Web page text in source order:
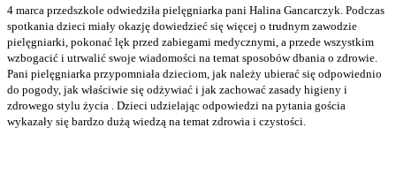
4 marca przedszkole odwiedziła pielęgniarka pani Halina Gancarczyk. Podczas
spotkania dzieci miały okazję dowiedzieć się więcej o trudnym zawodzie
pielęgniarki, pokonać lęk przed zabiegami medycznymi, a przede wszystkim
wzbogacić i utrwalić swoje wiadomości na temat sposobów dbania o zdrowie.
Pani pielęgniarka przypomniała dzieciom, jak należy ubierać się odpowiednio
do pogody, jak właściwie się odżywiać i jak zachować zasady higieny i
zdrowego stylu życia . Dzieci udzielając odpowiedzi na pytania gościa
wykazały się bardzo dużą wiedzą na temat zdrowia i czystości.